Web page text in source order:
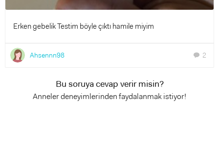
Erken gebelik Testim böyle çıktı hamile miyim
Ahsennn98 chat 2
Bu soruya cevap verir misin?
Anneler deneyimlerinden faydalanmak istiyor!